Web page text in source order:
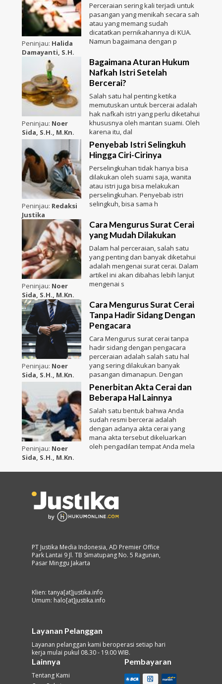
Peninjau: Halida
Damayanti, S.H.
Perceraian sering kali terjadi untuk
pasangan yang menikah secara sah
atau yang memang sudah
dicatatkan pernikahannya di KUA.
Namun bagaimana dengan p
Peninjau: Noer
Sida, S.H., M.Kn.
Bagaimana Aturan Hukum
Nafkah Istri Setelah
Bercerai?
Salah satu hal penting ketika
memutuskan untuk bercerai adalah
hak nafkah istri yang perlu diketahui
khususnya oleh mantan suami. Oleh
karena itu, dal
Peninjau: Redaksi
Justika
Penyebab Istri Selingkuh
Hingga Ciri-Cirinya
Perselingkuhan tidak hanya bisa
dilakukan oleh suami saja, wanita
atau istri juga bisa melakukan
perselingkuhan. Penyebab istri
selingkuh, bisa sama h
Peninjau: Noer
Sida, S.H., M.Kn.
Cara Mengurus Surat Cerai
yang Mudah Dilakukan
Dalam hal perceraian, salah satu
yang penting dan banyak diketahui
adalah mengenai surat cerai. Dalam
artikel ini akan dibahas lebih lanjut
mengenai s
Peninjau: Noer
Sida, S.H., M.Kn.
Cara Mengurus Surat Cerai
Tanpa Hadir Sidang Dengan
Pengacara
Cara Mengurus surat cerai tanpa
hadir sidang dengan pengacara
perceraian adalah salah satu hal
yang sering dilakukan banyak
pasangan dimanapun. Dengan
Peninjau: Noer
Sida, S.H., M.Kn.
Penerbitan Akta Cerai dan
Beberapa Hal Lainnya
Salah satu bentuk bahwa Anda
sudah resmi bercerai adalah
dengan adanya akta cerai yang
mana akta tersebut dikeluarkan
oleh pengadilan tempat Anda mela
PT Justika Media Indonesia, AD Premier Office
Park Lantai 9 Jl. TB Simatupang No. 5 Ragunan,
Pasar Minggu Jakarta
Klien: tanya[at]justika.info
Umum: halo[at]justika.info
Layanan Pelanggan
Layanan pelanggan kami beroperasi setiap hari
kerja mulai pukul 08.30 - 19.00 WIB.
Lainnya
Tentang Kami
Pembayaran